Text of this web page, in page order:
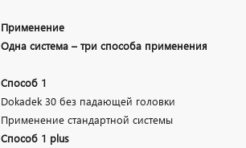
Применение
Одна система – три способа применения
Способ 1
Dokadek 30 без падающей головки
Применение стандартной системы
Способ 1 plus